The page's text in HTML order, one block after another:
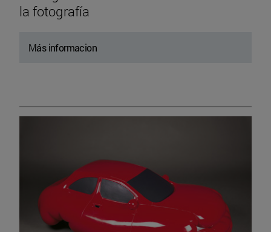
la fotografía
Más informacion